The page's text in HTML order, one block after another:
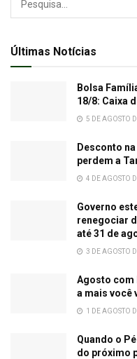
Últimas Notícias
Bolsa
18/8: Caixa
5 DE AGOSTO
Desconto
perdem a
4 DE AGOSTO
Governo
renegociar
até 31 de
3 DE AGOSTO
Agosto com
a mais você
1 DE AGOSTO
Quando o
do próximo